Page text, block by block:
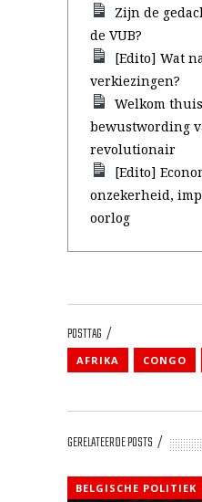
Zijn de
de VUB?
[Edito] Wat
verkiezingen?
Welkom
bewustwording
revolutionair
[Edito]
onzekerheid,
oorlog
POSTTAG
AFRIKA CONGO
GERELATEERDE POSTS
BELGISCHE POLITIEK